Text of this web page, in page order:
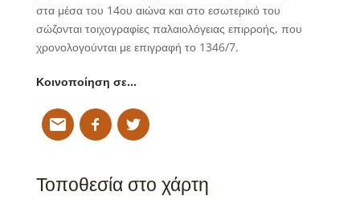
στα μέσα του 14ου αιώνα και στο εσωτερικό του
σώζονται τοιχογραφίες παλαιολόγειας επιρροής, που
χρονολογούνται με επιγραφή το 1346/7.
Κοινοποίηση σε…
Τοποθεσία στο χάρτη